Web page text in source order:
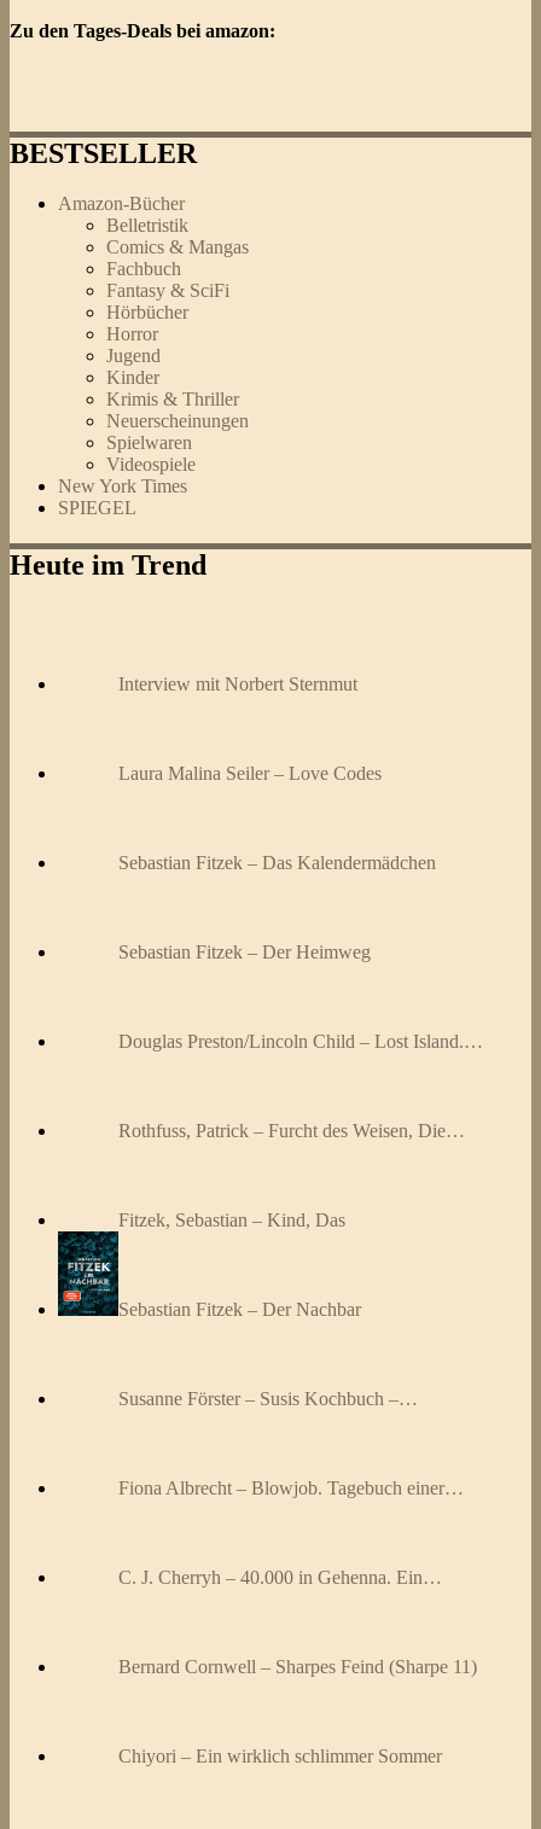
Zu den Tages-Deals bei amazon:
BESTSELLER
Amazon-Bücher
Belletristik
Comics & Mangas
Fachbuch
Fantasy & SciFi
Hörbücher
Horror
Jugend
Kinder
Krimis & Thriller
Neuerscheinungen
Spielwaren
Videospiele
New York Times
SPIEGEL
Heute im Trend
Interview mit Norbert Sternmut
Laura Malina Seiler – Love Codes
Sebastian Fitzek – Das Kalendermädchen
Sebastian Fitzek – Der Heimweg
Douglas Preston/Lincoln Child – Lost Island.…
Rothfuss, Patrick – Furcht des Weisen, Die…
Fitzek, Sebastian – Kind, Das
Sebastian Fitzek – Der Nachbar
Susanne Förster – Susis Kochbuch –…
Fiona Albrecht – Blowjob. Tagebuch einer…
C. J. Cherryh – 40.000 in Gehenna. Ein…
Bernard Cornwell – Sharpes Feind (Sharpe 11)
Chiyori – Ein wirklich schlimmer Sommer